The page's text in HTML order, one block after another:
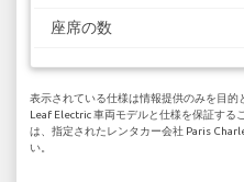
座席の数
表示されている仕様は情報提供のみを目
Leaf Electric 車両モデルと仕様を保証する
は、指定されたレンタカー会社 Paris
い。